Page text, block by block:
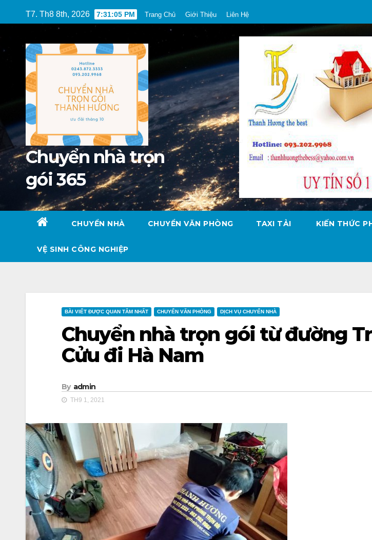
to
T7. Th8 8th, 2026 7:31:07 PM Trang Chủ Giới Thiệu Liên Hệ
Chuyển nhà trọn
gói 365
CHUYỂN NHÀ CHUYỂN VĂN PHÒNG TAXI TẢI KIẾN THỨC
VỆ SINH CÔNG NGHIỆP
BÀI VIẾT ĐƯỢC QUAN TÂM NHẤT CHUYỂN VĂN PHÒNG DỊCH VỤ CHUYỂN NHÀ
Chuyển nhà trọn gói từ đường
Cửu đi Hà Nam
By admin
TH9 1, 2021